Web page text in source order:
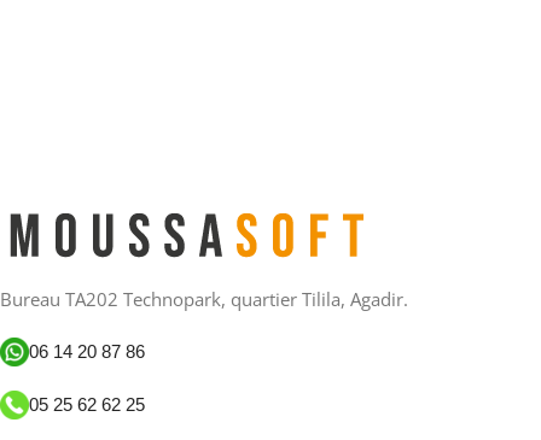
Bureau TA202 Technopark, quartier Tilila, Agadir.
06 14 20 87 86
05 25 62 62 25